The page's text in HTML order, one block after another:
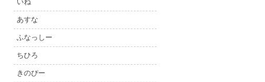
いね
あすな
ふなっしー
ちひろ
きのぴー